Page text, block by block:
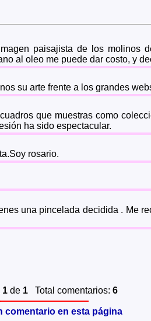
paisajista de los molinos
al oleo me puede dar costo, y
su arte frente a los grandes
que muestras como
ha sido espectacular.
rosario.
una pincelada decidida . Me
1 de 1 Total comentarios: 6
comentario en esta página